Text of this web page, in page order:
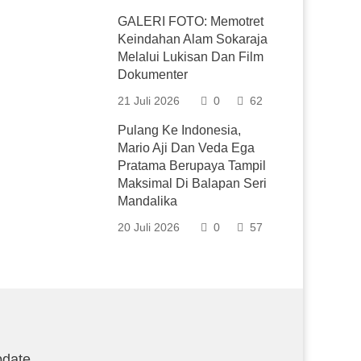
GALERI FOTO: Memotret
Keindahan Alam Sokaraja
Melalui Lukisan Dan Film
Dokumenter
21 Juli 2026 0 62
Pulang Ke Indonesia,
Mario Aji Dan Veda Ega
Pratama Berupaya Tampil
Maksimal Di Balapan Seri
Mandalika
20 Juli 2026 0 57